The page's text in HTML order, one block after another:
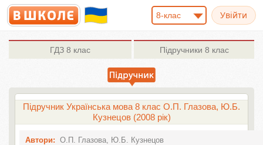
8-клас
ГДЗ 8 клас Підручники 8 клас
Підручник Українська мова 8 клас О.П. Глазова, Ю.Б.
Кузнецов (2008 рік)
Автори: О.П. Глазова, Ю.Б. Кузнецов